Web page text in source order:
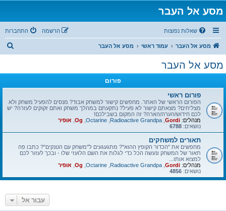
מסע אל העבר
שאלות נפוצות התחברות הרשמה
מסע אל העבר עמוד ראשי מסע אל העבר
מסע אל העבר
פורום
פורום ראשי
הפורום הראשי של האתר. מחפשים קישור למשחק אבוד? מנסים להפעיל משחק ולא
מצליחים? מצאתם קישור לא פעיל? נתקעתם במהלך משחק ואתם זקוקים לעזרה? יש
לכם חידוש/הערה/הארה? זה המקום בשבילכם!
מנהלים: Gordi
Radioactive Grandpa
Octarine
Og אופיר
נושאים: 6788
תאורים למשחקים
מחפשים את "הכדור הקופץ ההוא"? מתגעגעים ל"משחק עם הטנקים"? כתבו פה
תאור של המשחק ונעשה הכל כדי לגלות את השם הלועזי שלו - ובכך לעזור לכם
למצוא אותו...
מנהלים: Gordi
Radioactive Grandpa
Octarine
Og אופיר
נושאים: 4856
עבור אל